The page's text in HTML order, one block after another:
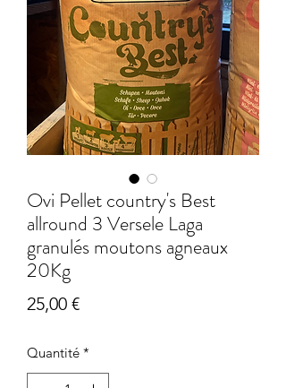
Ovi Pellet country's Best
allround 3 Versele Laga
granulés moutons agneaux
20Kg
25,00 €Prix
Quantité *